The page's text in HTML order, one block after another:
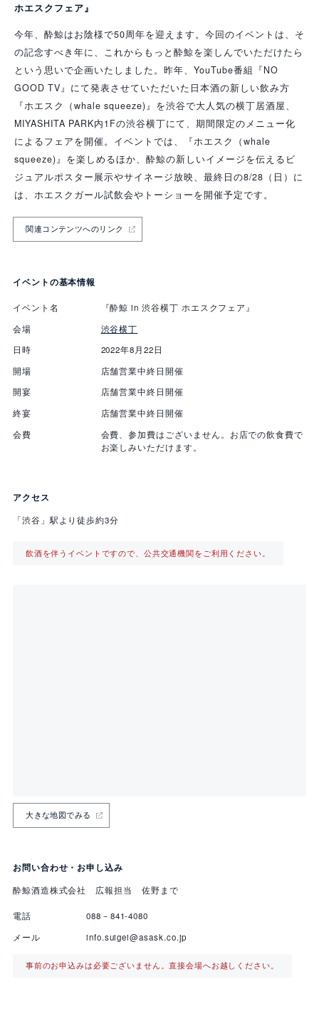
ホエスクフェア』
今年、酔鯨はお陰様で50周年を迎えます。今回のイベントは、そ
の記念すべき年に、これからもっと酔鯨を楽しんでいただけたら
という思いで企画いたしました。昨年、YouTube番組『NO
GOOD TV』にて発表させていただいた日本酒の新しい飲み方
『ホエスク（whale squeeze)』を渋谷で大人気の横丁居酒屋、
MIYASHITA PARK内1Fの渋谷横丁にて、期間限定のメニュー化
によるフェアを開催。イベントでは、『ホエスク（whale
squeeze)』を楽しめるほか、酔鯨の新しいイメージを伝えるビ
ジュアルポスター展示やサイネージ放映、最終日の8/28（日）に
は、ホエスクガール試飲会やトーショーを開催予定です。
関連コンテンツへのリンク
イベントの基本情報
イベント名
『酔鯨 in 渋谷横丁 ホエスクフェア』
会場
渋谷横丁
日時
2022年8月22日
開場
店舗営業中終日開催
開宴
店舗営業中終日開催
終宴
店舗営業中終日開催
会費
会費、参加費はございません。お店での飲食費で
お楽しみいただけます。
アクセス
「渋谷」駅より徒歩約3分
飲酒を伴うイベントですので、公共交通機関をご利用ください。
大きな地図でみる
お問い合わせ・お申し込み
酔鯨酒造株式会社 広報担当 佐野まで
電話
088－841-4080
メール
info.suigei@asask.co.jp
事前のお申込みは必要ございません。直接会場へお越しください。